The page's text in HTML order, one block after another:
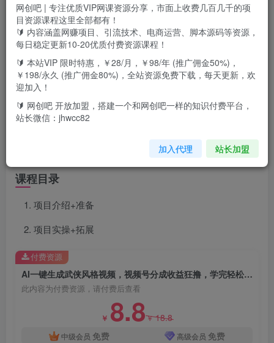
项目介绍
这个项目就是利用AI工具生成目前很火的武侠/玄幻类中视
美，原创度高，
是纯小白也可以做出质量很高的原创作品
课程目录
项目介绍+准备
项目实操+拓展
AI一键生成武侠风格视频，视频号分成收益狂撸，学完轻松日入1000+
此内容为付费资源，请付费后查看
￥ 8.8￥18.8
中级会员 免费 高级会员 免费
付费资源
网创吧 | 专注优质VIP网课资源分享，市面上收费几百几千的项
目资源课程这里全部都有！
🔰 内容涵盖网赚项目、引流技术、电商运营、脚本源码等资源，
每日稳定更新10-20优质付费资源课程！
🔰 本站VIP 限时特惠，￥28/月，￥98/年 (推广佣金50%)，
￥198/永久 (推广佣金80%)，全站资源免费下载，每天更新，欢
迎加入！
🔰 网创吧 开放加盟，搭建一个和网创吧一样的知识付费平台，
站长微信：jhwcc82
加入代理 站长加盟